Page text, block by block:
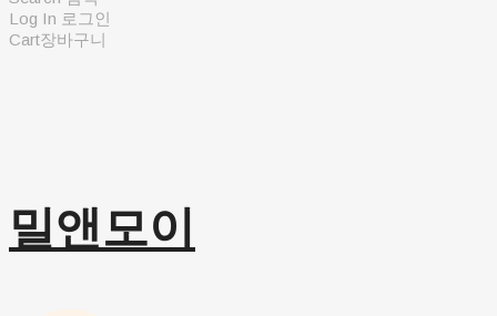
Log In 로그인
Cart장바구니
밀앤모이